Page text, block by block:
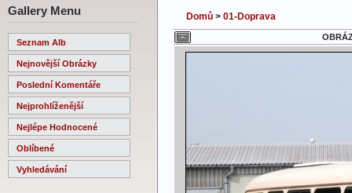
Gallery Menu
Seznam Alb
Nejnovější Obrázky
Poslední Komentáře
Nejprohlíženější
Nejlépe Hodnocené
Oblíbené
Vyhledávání
Domů > 01-Doprava